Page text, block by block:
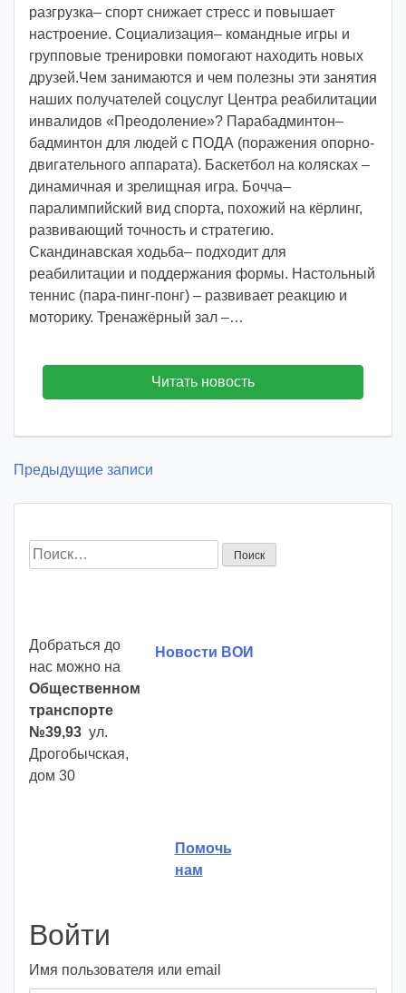
y
разгрузка– спорт снижает стресс и повышает
настроение. Социализация– командные игры и
групповые тренировки помогают находить новых
друзей.Чем занимаются и чем полезны эти занятия
наших получателей соцуслуг Центра реабилитации
инвалидов «Преодоление»? Парабадминтон–
бадминтон для людей с ПОДА (поражения опорно-
двигательного аппарата). Баскетбол на колясках –
динамичная и зрелищная игра. Бочча–
паралимпийский вид спорта, похожий на кёрлинг,
развивающий точность и стратегию.
Скандинавская ходьба– подходит для
реабилитации и поддержания формы. Настольный
теннис (пара-пинг-понг) – развивает реакцию и
моторику. Тренажёрный зал –…
Читать новость
Навигация
по
записям
Предыдущие записи
Найти:
Добраться до
нас можно на
Общественном
транспорте
№39,93 ул.
Дрогобычская,
дом 30
Новости ВОИ
Помочь
нам
Войти
Имя пользователя или email